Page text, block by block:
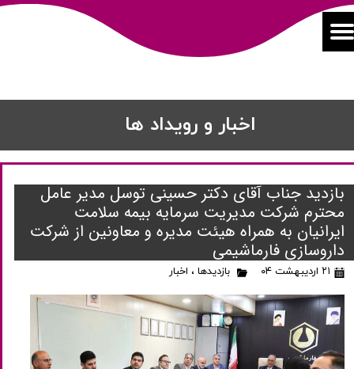
اخبار و رویداد ها
بازدید جناب آقای دکتر حسینی توسل مدیر عامل
محترم شرکت مدیریت سرمایه بیمه سلامت
ایرانیان به همراه هیئت مدیره و معاونین از شرکت
داروسازی فارماشیمی
۲۱ اردیبهشت ۰۴ بازدیدها ، اخبار